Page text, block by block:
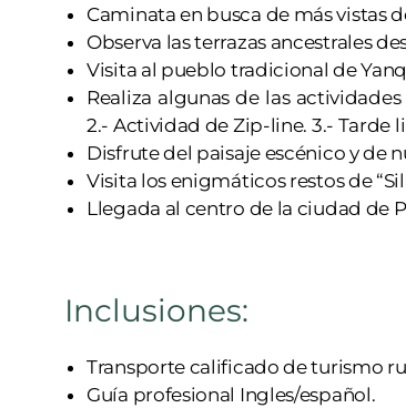
Caminata en busca de más vistas
Observa las terrazas ancestrales
Visita al pueblo tradicional de
Realiza algunas de las
2.- Actividad de Zip-line. 3.- Tarde
Disfrute del paisaje escénico y de
Visita los enigmáticos restos de
Llegada al centro de la ciudad de
Inclusiones:
Transporte calificado de turismo
Guía profesional Ingles/español.